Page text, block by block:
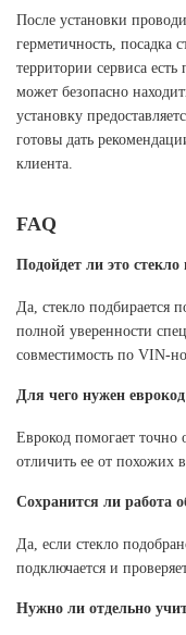
После установки
герметичность, посадка
территории сервиса есть
может безопасно
установку
готовы дать
клиента.
FAQ
Подойдет ли это
Да, стекло подбирается
полной уверенности
совместимость по VIN-
Для чего нужен
Еврокод помогает точно
отличить ее от похожих
Сохранится ли работа
Да, если стекло
подключается и
Нужно ли отдельно